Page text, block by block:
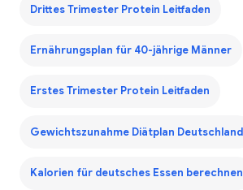
Drittes Trimester Protein Leitfaden
Ernährungsplan für 40-jährige Männer
Erstes Trimester Protein Leitfaden
Gewichtszunahme Diätplan Deutschland
Kalorien für deutsches Essen berechnen